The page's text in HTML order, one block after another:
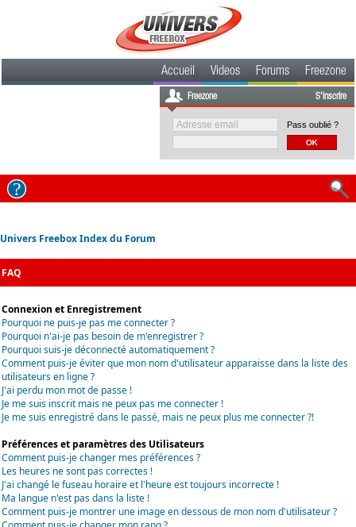
Accueil Videos Forums Freezone
Freezone S'inscrire
Pass oublié ?
Univers Freebox Index du Forum
FAQ
Connexion et Enregistrement
Pourquoi ne puis-je pas me connecter ?
Pourquoi n'ai-je pas besoin de m'enregistrer ?
Pourquoi suis-je déconnecté automatiquement ?
Comment puis-je éviter que mon nom d'utilisateur apparaisse dans la liste des
utilisateurs en ligne ?
J'ai perdu mon mot de passe !
Je me suis inscrit mais ne peux pas me connecter !
Je me suis enregistré dans le passé, mais ne peux plus me connecter ?!
Préférences et paramètres des Utilisateurs
Comment puis-je changer mes préférences ?
Les heures ne sont pas correctes !
J'ai changé le fuseau horaire et l'heure est toujours incorrecte !
Ma langue n'est pas dans la liste !
Comment puis-je montrer une image en dessous de mon nom d'utilisateur ?